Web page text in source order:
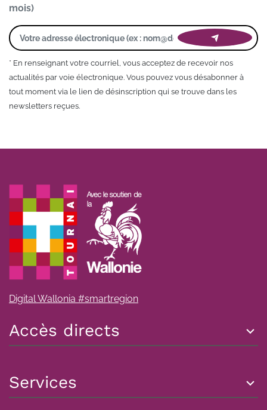
mois)
* En renseignant votre courriel, vous acceptez de recevoir nos
actualités par voie électronique. Vous pouvez vous désabonner à
tout moment via le lien de désinscription qui se trouve dans les
newsletters reçues.
Digital Wallonia #smartregion
Accès directs
Services